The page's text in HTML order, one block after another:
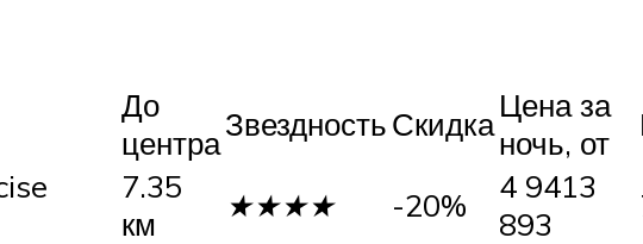
До
центраЗвездностьСкидкаЦена за
ночь, от
7.35
км
★★★★ -20%
4 9413
893